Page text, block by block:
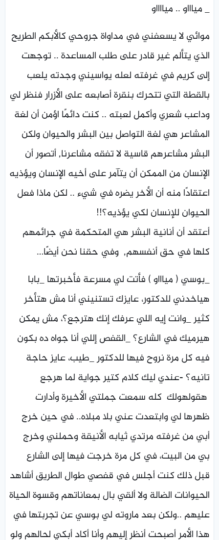
_ مياااو .. ميااااو
موائي لا يسعفني في مداواة جروحي كالأبكم الطريح
الذي يتألم غير قادر على طلب المساعدة .. توجهت
إلى كريم في غرفته لعله يواسيني وجدته يلعب
بالقطة التي تتحرك بنقرة أصابعه على الأزرار فنظر لي
وداعب شعري وأكمل لعبته .. كنت دائمًا اؤمن أن لغة
المشاعر هي لغة التواصل بين البشر والحيوان ولكن
البشر مشاعرهم قاسية لا تفقه مشاعرنا, أتصور أن
الإنسان من الممكن أن يتآمر على أخيه الإنسان ويؤذيه
اعتقادًا منه أن الأخر يضره في شيء .. لكن ماذا فعل
الحيوان للإنسان لكي يؤذيه؟!!
أعتقد أن أنانية البشر هي المتحكمة في جرائمهم
كلها في حق أنفسهم, وفي حقنا نحن أيضًا…
_بوسي ( مياااو ) فأتت لي مسرعة فأخبرتها _بابا
هياخدني للدكتور، عايزك تستنيني أنا مش هتأخر
كثير _وانت إيه اللي عرفك إنك هترجع؟، مش يمكن
هيرميك في الشارع؟ _القفص إللي أنا جواه ده بكون
فيه كل مرة نروح فيها للدكتور _طيب، عايز حاجة
تانيه؟ -عندي ليك كلام كتير جواية لما هرجع
هقولهولك كله سمعت جملتي الأخيرة وأدارت
ظهرها لي وابتعدت عني بلا مبلاه.. في حين خرج
أبي من غرفته مرتدي ثيابه الأنيقة وحملني وخرج
بي من البيت، في كل مرة خرجت فيها إلى الشارع
قبل ذلك كنت أجلس في قفصي طوال الطريق أشاهد
الحيوانات الضالة ولا ألقي بال بمعاناتهم وقسوة الحياة
عليهم ..ولكن بعد ماروته لي بوسي عن تجربتها في
هذا الأمر أصبحت أنظر إليهم وأنا أكاد أبكي لحالهم ولو